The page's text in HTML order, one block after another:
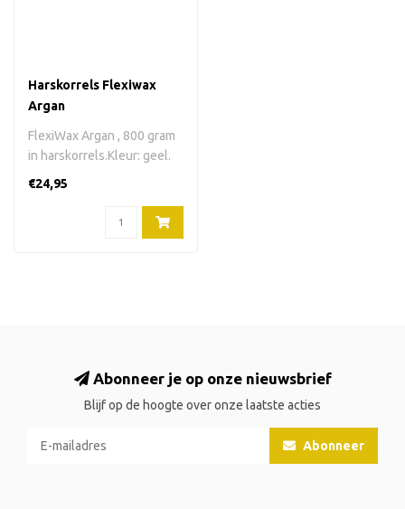
Harskorrels Flexiwax
Argan
FlexiWax Argan , 800 gram
in harskorrels.Kleur: geel.
€24,95
Abonneer je op onze nieuwsbrief
Blijf op de hoogte over onze laatste acties
Abonneer